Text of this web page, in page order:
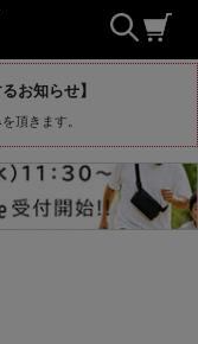
お知らせ】
頂きます。